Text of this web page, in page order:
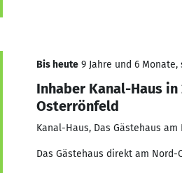
Bis heute 9 Jahre und 6 Monate,
Inhaber Kanal-Haus in
Osterrönfeld
Kanal-Haus, Das Gästehaus
Das Gästehaus direkt am Nord-